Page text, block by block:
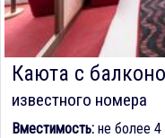
Каюта с
известного номера
Вместимость: не более 4